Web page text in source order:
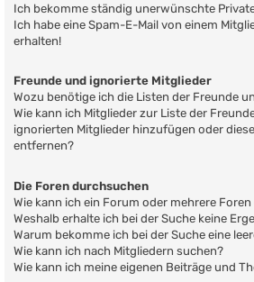
Ich bekomme ständig unerwünschte
Ich habe eine Spam-E-Mail von einem
erhalten!
Freunde und ignorierte Mitglieder
Wozu benötige ich die Listen der Freunde
Wie kann ich Mitglieder zur Liste der
ignorierten Mitglieder hinzufügen oder
entfernen?
Die Foren durchsuchen
Wie kann ich ein Forum oder mehrere
Weshalb erhalte ich bei der Suche keine
Warum bekomme ich bei der Suche eine
Wie kann ich nach Mitgliedern suchen?
Wie kann ich meine eigenen Beiträge und